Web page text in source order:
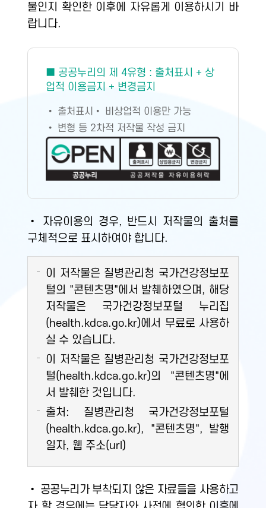
물인지 확인한 이후에 자유롭게 이용하시기 바
랍니다.
■ 공공누리의 제 4유형 : 출처표시 + 상
업적 이용금지 + 변경금지
• 출처표시 • 비상업적 이용만 가능
• 변형 등 2차적 저작물 작성 금지
• 자유이용의 경우, 반드시 저작물의 출처를
구체적으로 표시하여야 합니다.
이 저작물은 질병관리청 국가건강정보포
털의 "콘텐츠명"에서 발췌하였으며, 해당
저작물은 국가건강정보포털 누리집
(health.kdca.go.kr)에서 무료로 사용하
실 수 있습니다.
이 저작물은 질병관리청 국가건강정보포
털(health.kdca.go.kr)의 "콘텐츠명"에
서 발췌한 것입니다.
출처: 질병관리청 국가건강정보포털
(health.kdca.go.kr), "콘텐츠명", 발행
일자, 웹 주소(url)
• 공공누리가 부착되지 않은 자료들을 사용하고